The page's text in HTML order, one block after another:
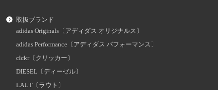
取扱ブランド
adidas Originals〔アディダス オリジナルス〕
adidas Performance〔アディダス パフォーマンス〕
clckr〔クリッカー〕
DIESEL〔ディーゼル〕
LAUT〔ラウト〕